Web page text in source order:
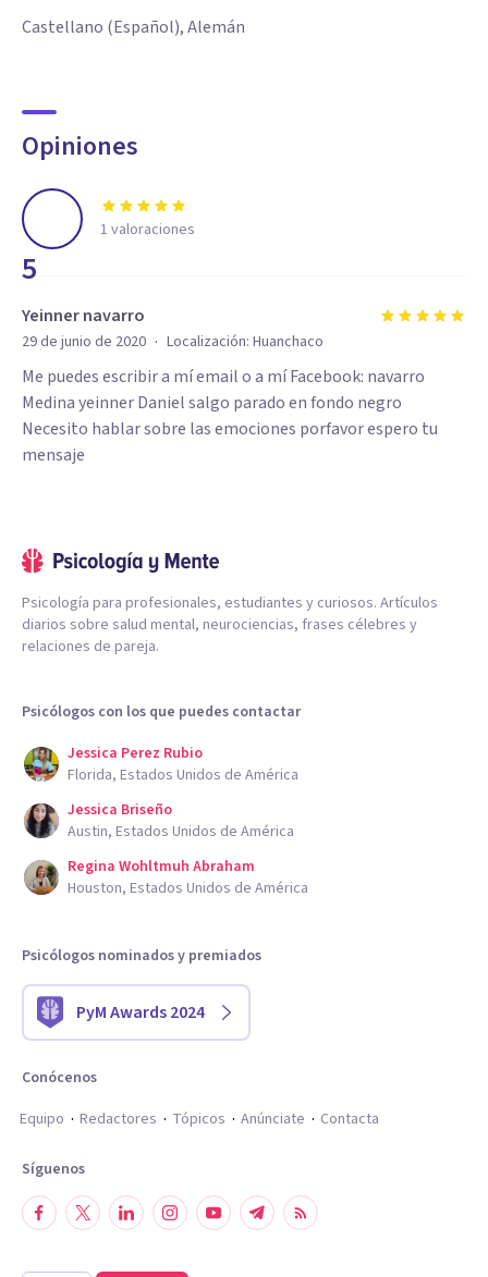
Castellano (Español), Alemán
Opiniones
5
1 valoraciones
Yeinner navarro
29 de junio de 2020 · Localización: Huanchaco
Me puedes escribir a mí email o a mí Facebook: navarro
Medina yeinner Daniel salgo parado en fondo negro
Necesito hablar sobre las emociones porfavor espero tu
mensaje
Psicología para profesionales, estudiantes y curiosos. Artículos
diarios sobre salud mental, neurociencias, frases célebres y
relaciones de pareja.
Psicólogos con los que puedes contactar
Jessica Perez Rubio
Florida, Estados Unidos de América
Jessica Briseño
Austin, Estados Unidos de América
Regina Wohltmuh Abraham
Houston, Estados Unidos de América
Psicólogos nominados y premiados
PyM Awards 2024
Conócenos
Equipo
Redactores Tópicos Anúnciate Contacta
Síguenos